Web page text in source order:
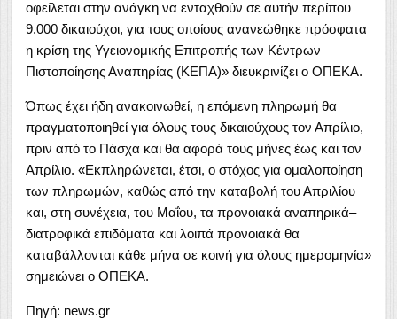
οφείλεται στην ανάγκη να ενταχθούν σε αυτήν περίπου
9.000 δικαιούχοι, για τους οποίους ανανεώθηκε πρόσφατα
η κρίση της Υγειονομικής Επιτροπής των Κέντρων
Πιστοποίησης Αναπηρίας (ΚΕΠΑ)» διευκρινίζει ο ΟΠΕΚΑ.
Όπως έχει ήδη ανακοινωθεί, η επόμενη πληρωμή θα
πραγματοποιηθεί για όλους τους δικαιούχους τον Απρίλιο,
πριν από το Πάσχα και θα αφορά τους μήνες έως και τον
Απρίλιο. «Εκπληρώνεται, έτσι, ο στόχος για ομαλοποίηση
των πληρωμών, καθώς από την καταβολή του Απριλίου
και, στη συνέχεια, του Μαΐου, τα προνοιακά αναπηρικά–
διατροφικά επιδόματα και λοιπά προνοιακά θα
καταβάλλονται κάθε μήνα σε κοινή για όλους ημερομηνία»
σημειώνει ο ΟΠΕΚΑ.
Πηγή: news.gr